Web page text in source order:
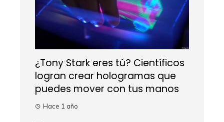
¿Tony Stark eres tú? Científicos
logran crear hologramas que
puedes mover con tus manos
Hace 1 año